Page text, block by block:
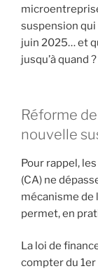
suspension qui
juin 2025… et
jusqu’à quand ?
Réforme
nouvelle
Pour rappel,
(CA) ne
mécanisme de
permet, en
La loi de
compter du